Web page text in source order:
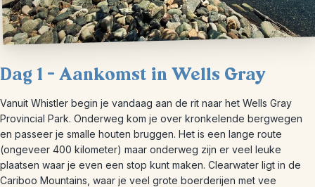
Dag 1 – Aankomst in Wells Gray
Vanuit Whistler begin je vandaag aan de rit naar het Wells Gray
Provincial Park. Onderweg kom je over kronkelende bergwegen
en passeer je smalle houten bruggen. Het is een lange route
(ongeveer 400 kilometer) maar onderweg zijn er veel leuke
plaatsen waar je even een stop kunt maken. Clearwater ligt in de
Cariboo Mountains, waar je veel grote boerderijen met vee